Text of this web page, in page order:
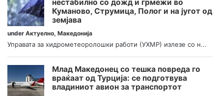
нестабилно со дожд и грмежи во
Куманово, Струмица, Полог и на југот од
земјава
under Актуелно, Македонија
Управата за хидрометеоролошки работи (УХМР) излезе со н...
Млад Македонец со тешка повреда го
враќаат од Турција: се подготвува
владиниот авион за транспортот